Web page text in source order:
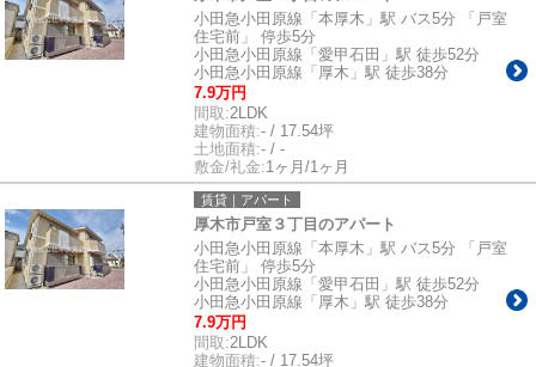
小田急小田原線「本厚木」駅 バス5分 「戸室
住宅前」 停歩5分
小田急小田原線「愛甲石田」駅 徒歩52分
小田急小田原線「厚木」駅 徒歩38分
7.9万円
間取:2LDK
建物面積:- / 17.54坪
土地面積:- / -
敷金/礼金:1ヶ月/1ヶ月
賃貸｜アパート
厚木市戸室３丁目のアパート
小田急小田原線「本厚木」駅 バス5分 「戸室
住宅前」 停歩5分
小田急小田原線「愛甲石田」駅 徒歩52分
小田急小田原線「厚木」駅 徒歩38分
7.9万円
間取:2LDK
建物面積:- / 17.54坪